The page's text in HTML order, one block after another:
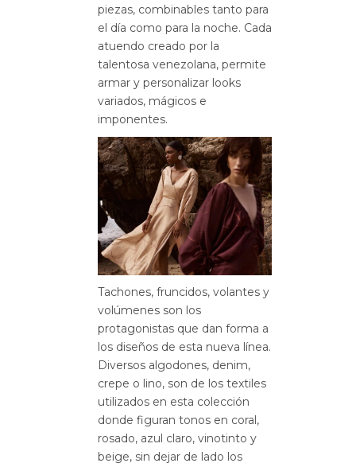
piezas, combinables tanto para
el día como para la noche. Cada
atuendo creado por la
talentosa venezolana, permite
armar y personalizar looks
variados, mágicos e
imponentes.
Tachones, fruncidos, volantes y
volúmenes son los
protagonistas que dan forma a
los diseños de esta nueva línea.
Diversos algodones, denim,
crepe o lino, son de los textiles
utilizados en esta colección
donde figuran tonos en coral,
rosado, azul claro, vinotinto y
beige, sin dejar de lado los